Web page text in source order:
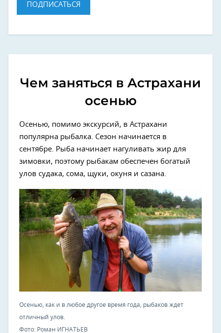
ПОДПИСАТЬСЯ
Чем заняться в Астрахани
осенью
Осенью, помимо экскурсий, в Астрахани
популярна рыбалка. Сезон начинается в
сентябре. Рыба начинает нагуливать жир для
зимовки, поэтому рыбакам обеспечен богатый
улов судака, сома, щуки, окуня и сазана.
Осенью, как и в любое другое время года, рыбаков ждет
отличный улов.
Фото: Роман ИГНАТЬЕВ